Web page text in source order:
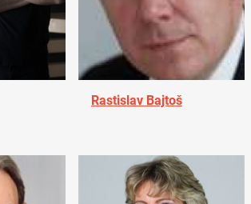
Rastislav Bajtoš